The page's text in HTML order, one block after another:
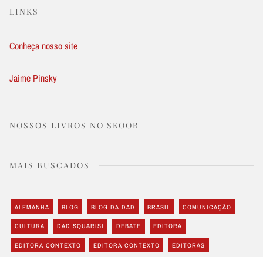
LINKS
Conheça nosso site
Jaime Pinsky
NOSSOS LIVROS NO SKOOB
MAIS BUSCADOS
ALEMANHA BLOG BLOG DA DAD BRASIL COMUNICAÇÃO
CULTURA DAD SQUARISI DEBATE EDITORA
EDITORA CONTEXTO EDITORA CONTEXTO EDITORAS